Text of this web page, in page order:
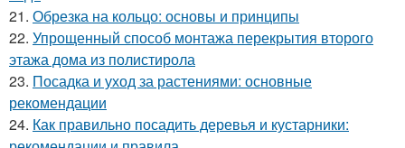
21. Обрезка на кольцо: основы и принципы
22. Упрощенный способ монтажа перекрытия второго
этажа дома из полистирола
23. Посадка и уход за растениями: основные
рекомендации
24. Как правильно посадить деревья и кустарники: